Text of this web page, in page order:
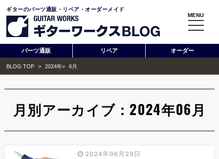
ギターのパーツ通販・リペア・オーダーメイド
MENU
toggle
パーツ通販 リペア オーダー
BLOG TOP > 2024年> 6月
月別アーカイブ：2024年06月
2024年06月29日